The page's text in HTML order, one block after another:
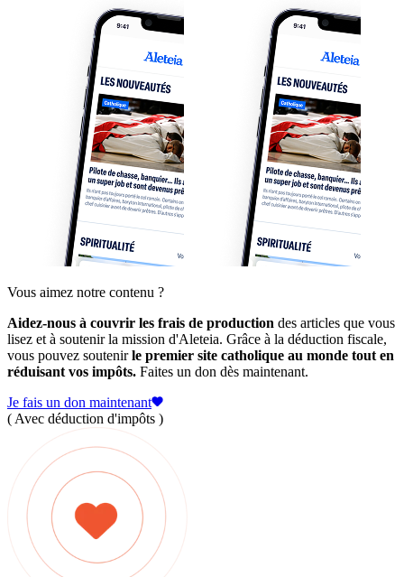
Vous aimez notre contenu ?
Aidez-nous à couvrir les frais de production des articles que vous
lisez et à soutenir la mission d'Aleteia. Grâce à la déduction fiscale,
vous pouvez soutenirle premier site catholique au monde tout en
réduisant vos impôts. Faites un don dès maintenant.
Je fais un don maintenant
( Avec déduction d'impôts )